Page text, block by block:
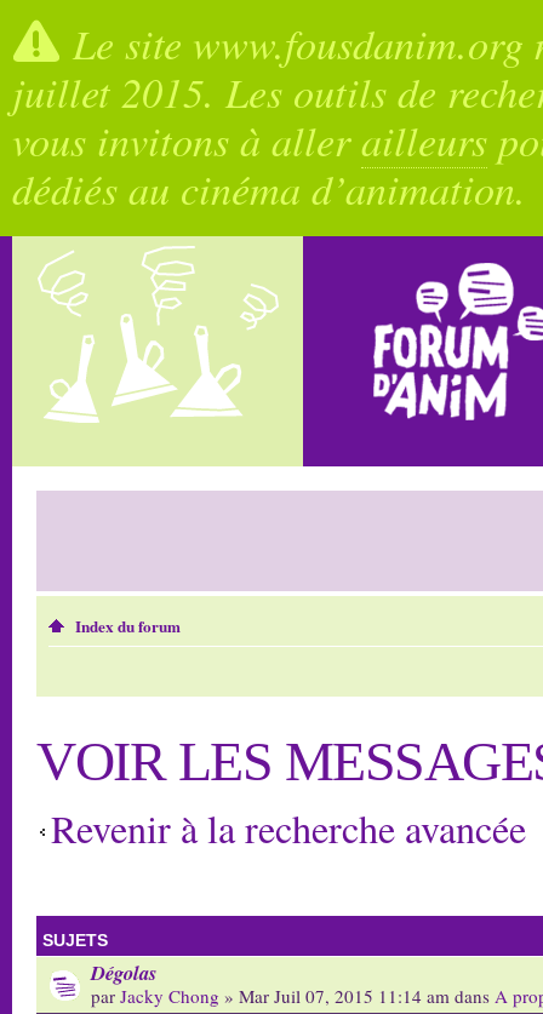
Le site
juillet 2015. Les outils de
vous invitons à allerailleurs
dédiés au cinéma d’animation.
Index du forum
VOIR LES
Revenir à la recherche avancée
SUJETS
Dégolas
par Jacky Chong » Mar Juil 07, 2015 11:14 am dans A